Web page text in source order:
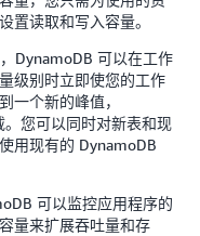
置读取和写入容量。
DynamoDB 可以在工作
级别时立即使您的工作
一个新的峰值，
您可以同时对新表和现
用现有的 DynamoDB
可以监控应用程序的
量来扩展吞吐量和存